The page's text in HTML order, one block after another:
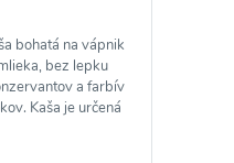
bohatá na vápnik
bez lepku
a farbív
Kaša je určená